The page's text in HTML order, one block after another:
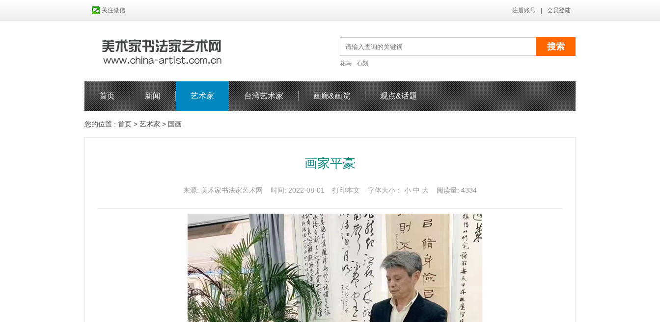
关注微信 注册账号 会员登陆
花鸟 石刻
首页 新闻 艺术家 台湾艺术家 画廊&画院 观点&话题
您的位置 : 首页 > 艺术家 > 国画
画家平豪
来源: 美术家书法家艺术网 时间: 2022-08-01 打印本文 字体大小： 小 中 大 阅读量: 4334